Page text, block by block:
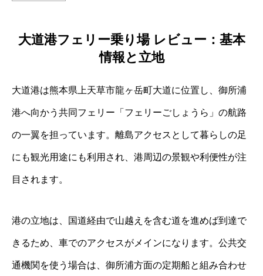
大道港フェリー乗り場 レビュー：基本
情報と立地
大道港は熊本県上天草市龍ヶ岳町大道に位置し、御所浦
港へ向かう共同フェリー「フェリーごしょうら」の航路
の一翼を担っています。離島アクセスとして暮らしの足
にも観光用途にも利用され、港周辺の景観や利便性が注
目されます。
港の立地は、国道経由で山越えを含む道を進めば到達で
きるため、車でのアクセスがメインになります。公共交
通機関を使う場合は、御所浦方面の定期船と組み合わせ